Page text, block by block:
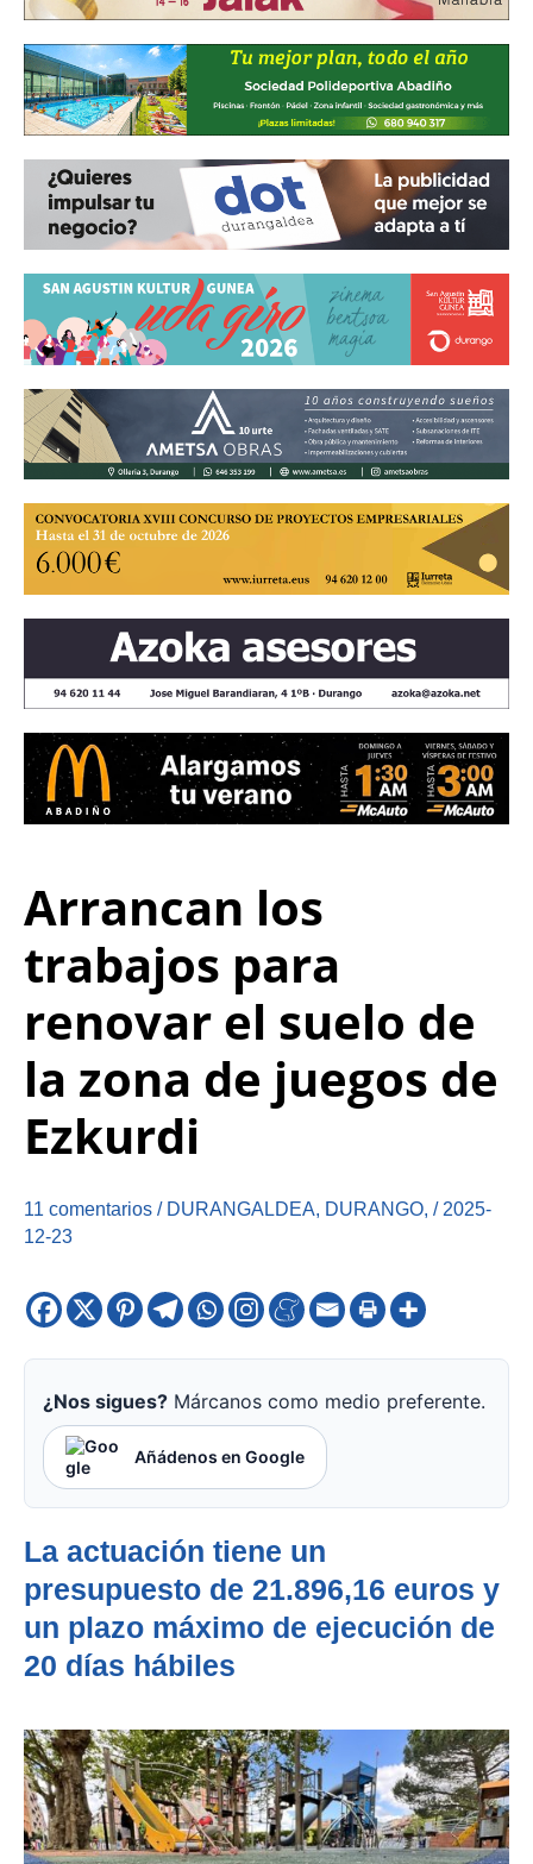
Arrancan los
trabajos para
renovar el suelo de
la zona de juegos de
Ezkurdi
11 comentarios / DURANGALDEA, DURANGO, / 2025-
12-23
¿Nos sigues? Márcanos como medio preferente.
Añádenos en Google
La actuación tiene un
presupuesto de 21.896,16 euros y
un plazo máximo de ejecución de
20 días hábiles